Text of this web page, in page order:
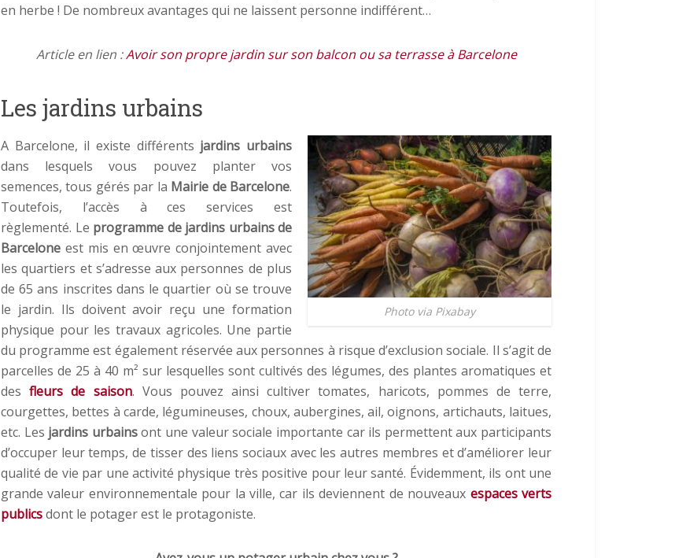
en herbe ! De nombreux avantages qui ne laissent personne indifférent…
Article en lien :Avoir son propre jardin sur son balcon ou sa terrasse à Barcelone
Les jardins urbains
Photo via Pixabay
A Barcelone, il existe différents jardins urbains
dans lesquels vous pouvez planter vos
semences, tous gérés par la Mairie de Barcelone.
Toutefois, l’accès à ces services est
règlementé. Le programme de jardins urbains de
Barcelone est mis en œuvre conjointement avec
les quartiers et s’adresse aux personnes de plus
de 65 ans inscrites dans le quartier où se trouve
le jardin. Ils doivent avoir reçu une formation
physique pour les travaux agricoles. Une partie
du programme est également réservée aux personnes à risque d’exclusion sociale. Il s’agit de
parcelles de 25 à 40 m² sur lesquelles sont cultivés des légumes, des plantes aromatiques et
desfleurs de saison. Vous pouvez ainsi cultiver tomates, haricots, pommes de terre,
courgettes, bettes à carde, légumineuses, choux, aubergines, ail, oignons, artichauts, laitues,
etc. Les jardins urbainsont une valeur sociale importante car ils permettent aux participants
d’occuper leur temps, de tisser des liens sociaux avec les autres membres et d’améliorer leur
qualité de vie par une activité physique très positive pour leur santé. Évidemment, ils ont une
grande valeur environnementale pour la ville, car ils deviennent de nouveaux espaces verts
publicsdont le potager est le protagoniste.